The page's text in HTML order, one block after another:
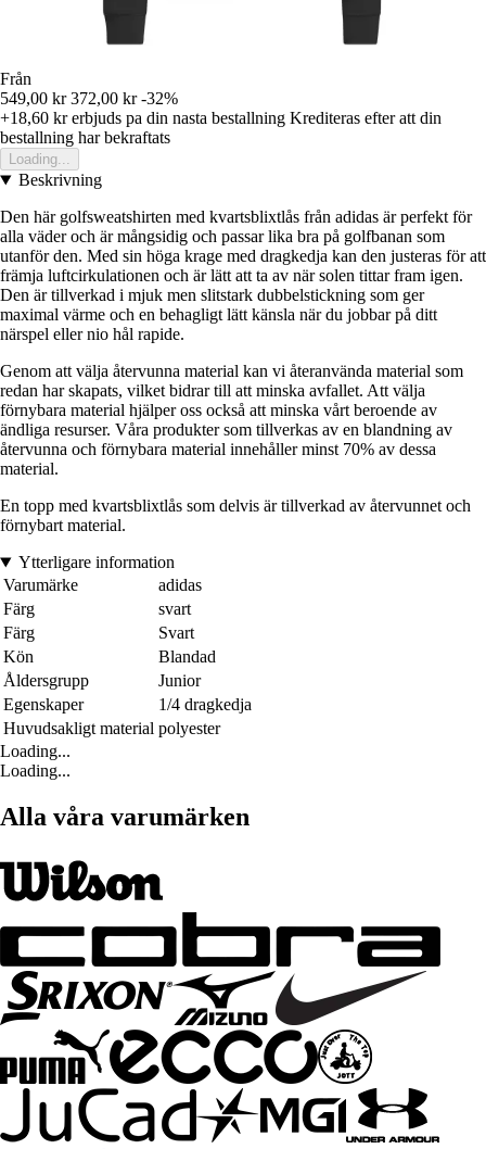
Från
549,00 kr 372,00 kr -32%
+18,60 krerbjuds pa din nasta bestallning Krediteras efter att din
bestallning har bekraftats
Loading...
Beskrivning
Den här golfsweatshirten med kvartsblixtlås från adidas är perfekt för
alla väder och är mångsidig och passar lika bra på golfbanan som
utanför den. Med sin höga krage med dragkedja kan den justeras för att
främja luftcirkulationen och är lätt att ta av när solen tittar fram igen.
Den är tillverkad i mjuk men slitstark dubbelstickning som ger
maximal värme och en behagligt lätt känsla när du jobbar på ditt
närspel eller nio hål rapide.
Genom att välja återvunna material kan vi återanvända material som
redan har skapats, vilket bidrar till att minska avfallet. Att välja
förnybara material hjälper oss också att minska vårt beroende av
ändliga resurser. Våra produkter som tillverkas av en blandning av
återvunna och förnybara material innehåller minst 70% av dessa
material.
En topp med kvartsblixtlås som delvis är tillverkad av återvunnet och
förnybart material.
Ytterligare information
Varumärke
adidas
Färg
svart
Färg
Svart
Kön
Blandad
Åldersgrupp
Junior
Egenskaper
1/4 dragkedja
Huvudsakligt material polyester
Loading...
Loading...
Alla våra varumärken